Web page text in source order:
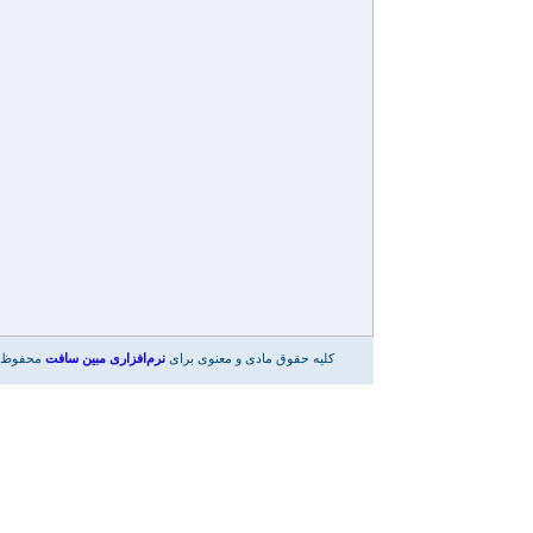
کلیه حقوق مادی و معنوی برای نرم‌افزاری مبین سافت